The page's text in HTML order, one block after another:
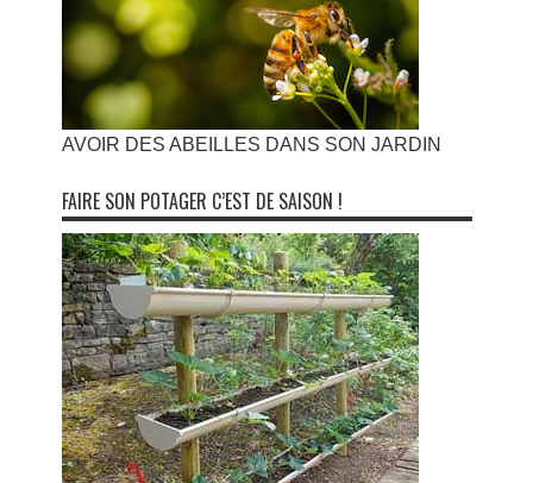
AVOIR DES ABEILLES DANS SON JARDIN
FAIRE SON POTAGER C’EST DE SAISON !